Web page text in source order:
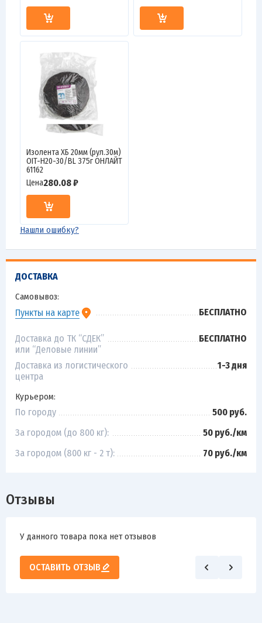
ДОСТАВКА
Самовывоз:
Пункты на карте БЕСПЛАТНО
Доставка до ТК “СДЕК”
или “Деловые линии”
БЕСПЛАТНО
Доставка из логистического
центра
1-3 дня
Курьером:
По городу
500 руб.
За городом (до 800 кг):
50 руб./км
За городом (800 кг - 2 т):
70 руб./км
Изолента ХБ 20мм (рул.30м)
OIT-H20-30/BL 375г ОНЛАЙТ
61162
Цена280.08 ₽
Нашли ошибку?
Отзывы
У данного товара пока нет отзывов
ОСТАВИТЬ ОТЗЫВ